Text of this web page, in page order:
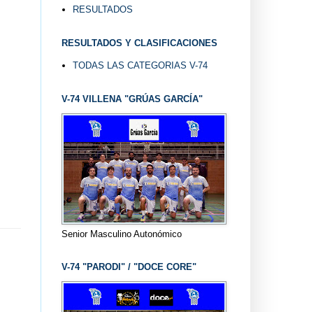
RESULTADOS
RESULTADOS Y CLASIFICACIONES
TODAS LAS CATEGORIAS V-74
V-74 VILLENA "GRÚAS GARCÍA"
Senior Masculino Autonómico
V-74 "PARODI" / "DOCE CORE"